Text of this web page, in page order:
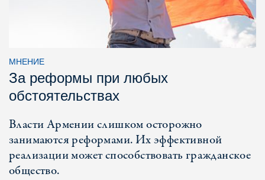
МНЕНИЕ
За реформы при любых
обстоятельствах
Власти Армении слишком осторожно
занимаются реформами. Их эффективной
реализации может способствовать гражданское
общество.